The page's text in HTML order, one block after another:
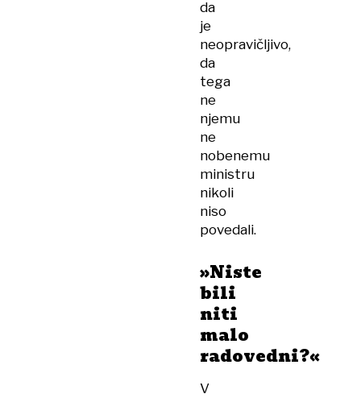
da
je
neopravičljivo,
da
tega
ne
njemu
ne
nobenemu
ministru
nikoli
niso
povedali.
»Niste
bili
niti
malo
radovedni?«
V